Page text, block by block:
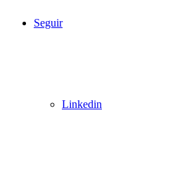
Seguir
Linkedin